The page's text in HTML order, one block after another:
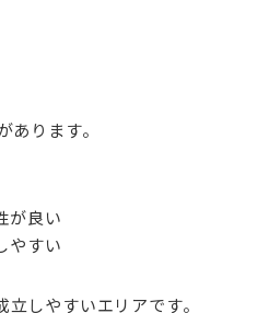
あります。
が良い
やすい
しやすいエリアです。